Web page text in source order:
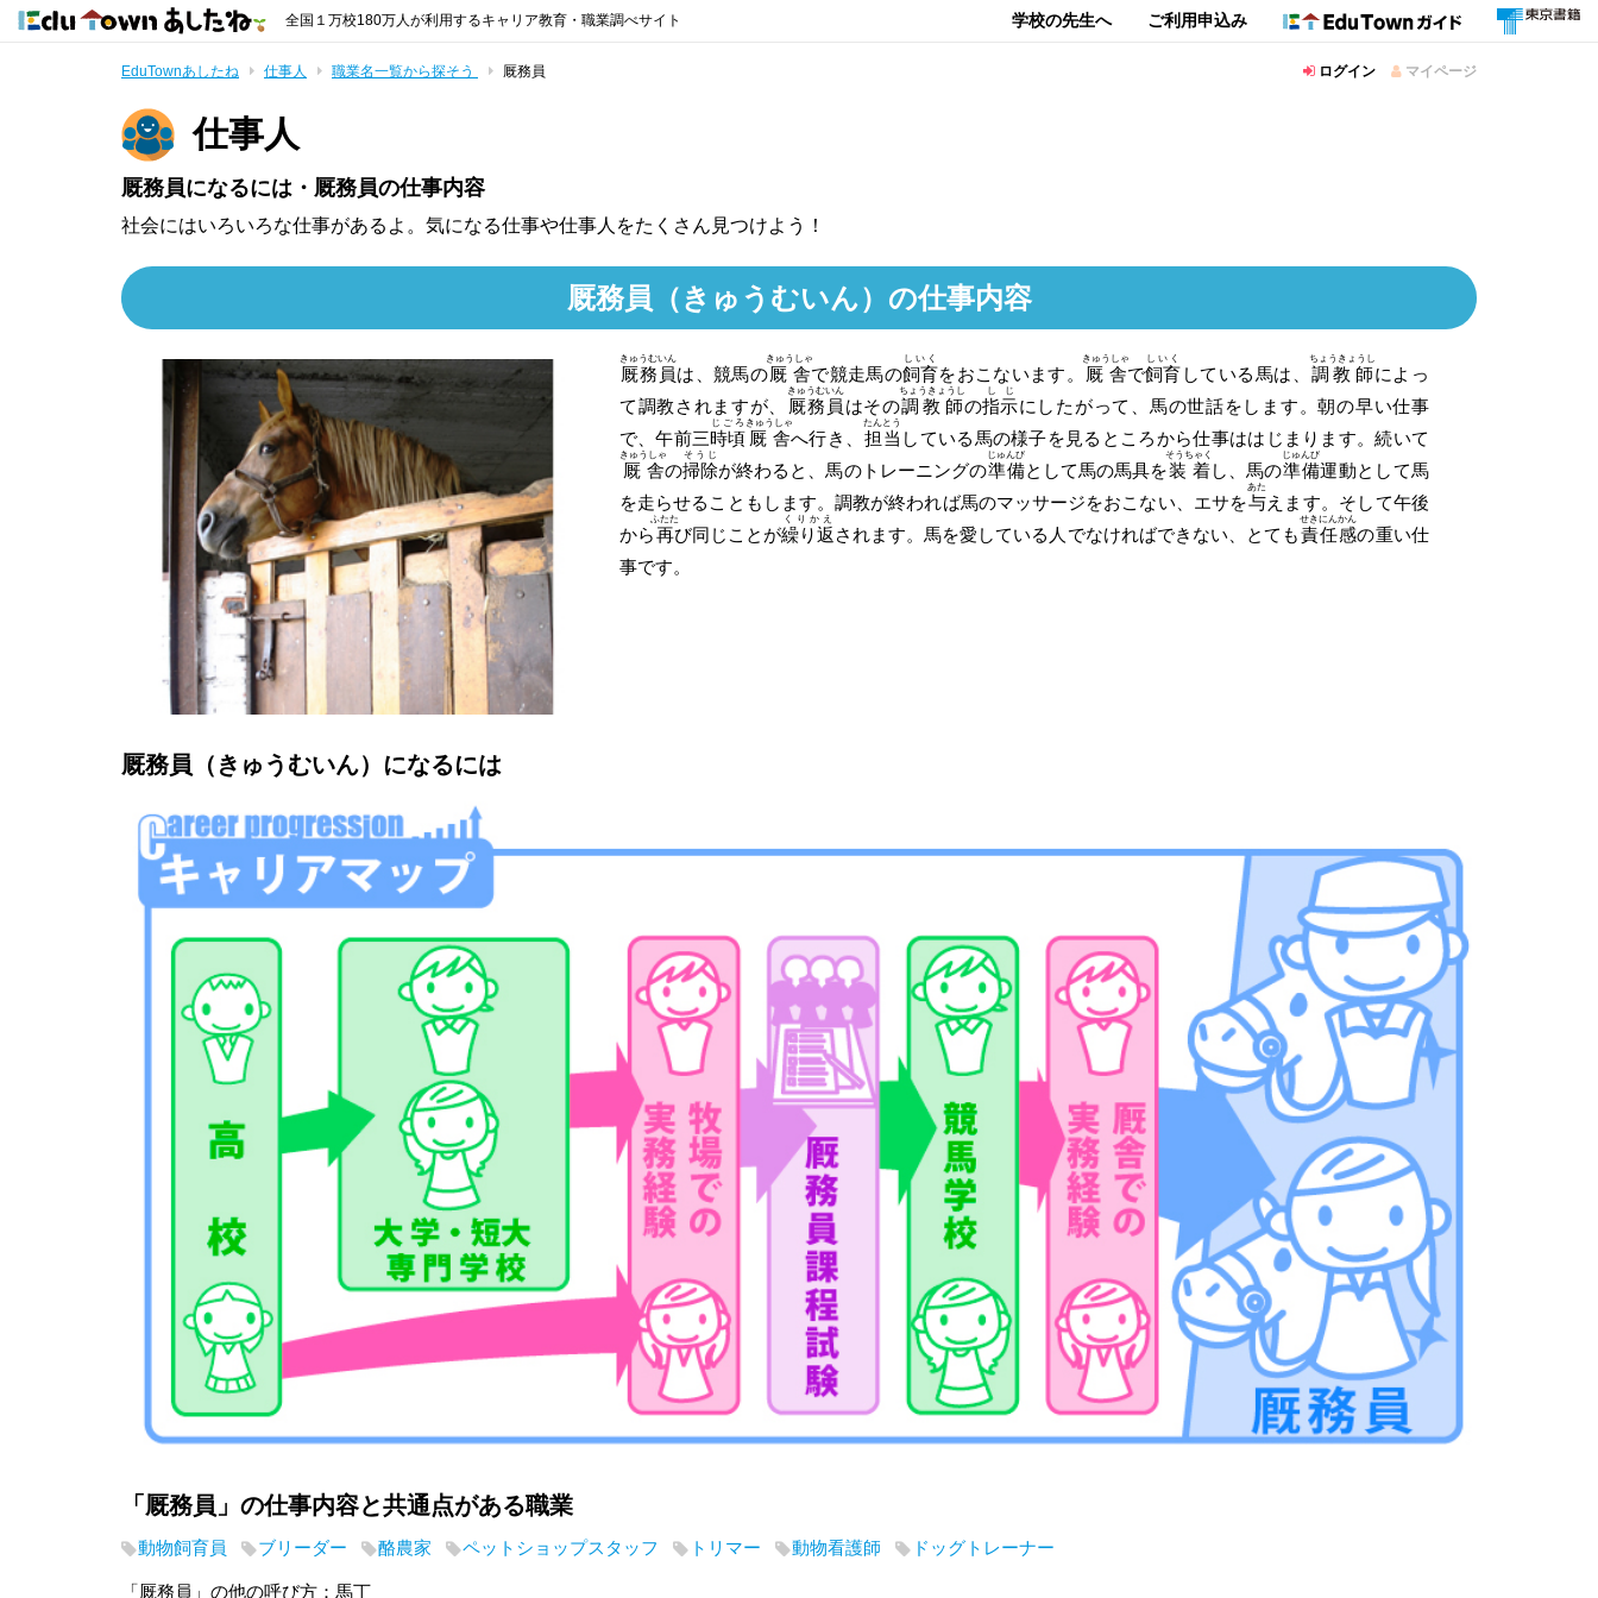
全国１万校180万人が利用するキャリア教育・職業調べサイト 学校の先生へ ご利用申込み
EduTownあしたね 仕事人 職業名一覧から探そう 厩務員 ログイン マイページ
仕事人
厩務員になるには・厩務員の仕事内容
社会にはいろいろな仕事があるよ。気になる仕事や仕事人をたくさん見つけよう！
厩務員 （きゅうむいん） の仕事内容
厩務員
きゅうむいん
は、競馬の厩舎
きゅうしゃ
で競走馬の飼育
しいく
をおこないます。 厩舎
きゅうしゃ
で飼育
しいく
している馬は、 調教師
ちょうきょうし
によっ
て調教されますが、
厩務員
きゅうむいん
はその調教師
ちょうきょうし
の指示
しじ
にしたがって、馬の世話をします。朝の早い仕事
で、午前三時頃
じごろ
厩舎
きゅうしゃ
へ行き、 担当
たんとう
している馬の様子を見るところから仕事ははじまります。続いて
厩舎
きゅうしゃ
の掃除
そうじ
が終わると、馬のトレーニングの準備
じゅんび
として馬の馬具を装着
そうちゃく
し、馬の準備
じゅんび
運動として馬
を走らせることもします。調教が終われば馬のマッサージをおこない、エサを与
あた
えます。そして午後
から再
ふたた
び同じことが繰り返
くりかえ
されます。馬を愛している人でなければできない、とても責任感
せきにんかん
の重い仕
事です。
厩務員 （きゅうむいん） になるには
「厩務員」の仕事内容と共通点がある職業
動物飼育員 ブリーダー 酪農家 ペットショップスタッフ トリマー 動物看護師 ドッグトレーナー
「厩務員」の他の呼び方：馬丁